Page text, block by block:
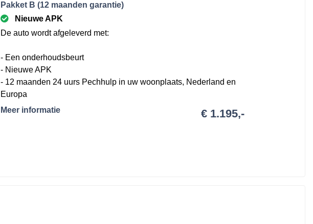
Pakket B (12 maanden garantie)
Nieuwe APK
De auto wordt afgeleverd met:
- Een onderhoudsbeurt
- Nieuwe APK
- 12 maanden 24 uurs Pechhulp in uw woonplaats, Nederland en
Europa
- Brandstof (minimaal 25 liter)
- 12 maanden garantie conform de BOVAG voorwaarden.
Meer informatie € 1.195,-